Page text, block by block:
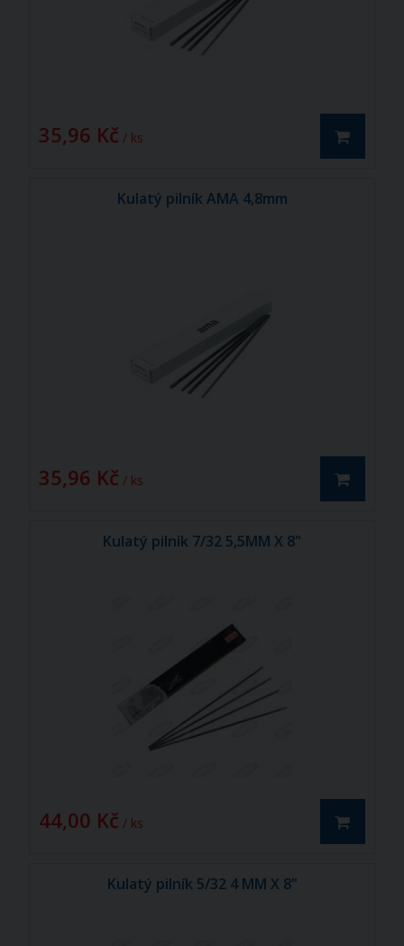
35,96 Kč / ks
Kulatý pilník AMA 4,8mm
35,96 Kč / ks
Kulatý pilník 7/32 5,5MM X 8"
44,00 Kč / ks
Kulatý pilník 5/32 4 MM X 8"